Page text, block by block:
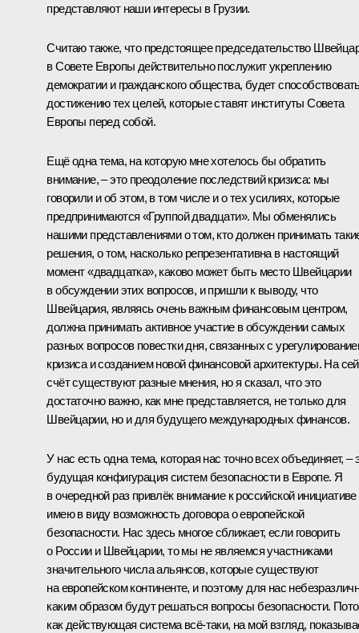
представляют наши интересы в Грузии.
Считаю также, что предстоящее председательство
в Совете Европы действительно послужит укреплению
демократии и гражданского общества, будет
достижению тех целей, которые ставят институты Совета
Европы перед собой.
Ещё одна тема, на которую мне хотелось бы обратить
внимание, – это преодоление последствий кризиса: мы
говорили и об этом, в том числе и о тех усилиях, которые
предпринимаются «Группой двадцати». Мы обменялись
нашими представлениями о том, кто должен принимать
решения, о том, насколько репрезентативна в настоящий
момент «двадцатка», каково может быть место Швейцарии
в обсуждении этих вопросов, и пришли к выводу, что
Швейцария, являясь очень важным финансовым центром,
должна принимать активное участие в обсуждении самых
разных вопросов повестки дня, связанных с
кризиса и созданием новой финансовой архитектуры. На сей
счёт существуют разные мнения, но я сказал, что это
достаточно важно, как мне представляется, не только для
Швейцарии, но и для будущего международных финансов.
У нас есть одна тема, которая нас точно всех объединяет, –
будущая конфигурация систем безопасности в Европе. Я
в очередной раз привлёк внимание к российской инициативе
имею в виду возможность договора о европейской
безопасности. Нас здесь многое сближает, если говорить
о России и Швейцарии, то мы не являемся участниками
значительного числа альянсов, которые существуют
на европейском континенте, и поэтому для нас
каким образом будут решаться вопросы безопасности.
как действующая система всё‑таки, на мой взгляд,